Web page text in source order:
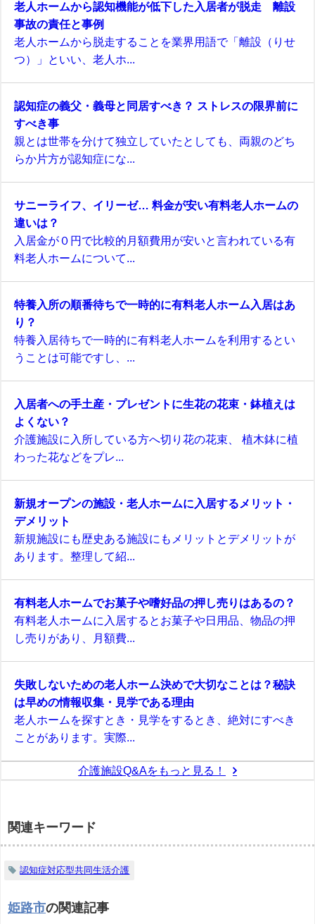
老人ホームから認知機能が低下した入居者が脱走 離設
事故の責任と事例
老人ホームから脱走することを業界用語で「離設（りせ
つ）」といい、老人ホ...
認知症の義父・義母と同居すべき？ ストレスの限界前に
すべき事
親とは世帯を分けて独立していたとしても、両親のどち
らか片方が認知症にな...
サニーライフ、イリーゼ… 料金が安い有料老人ホームの
違いは？
入居金が０円で比較的月額費用が安いと言われている有
料老人ホームについて...
特養入所の順番待ちで一時的に有料老人ホーム入居はあ
り？
特養入居待ちで一時的に有料老人ホームを利用するとい
うことは可能ですし、...
入居者への手土産・プレゼントに生花の花束・鉢植えは
よくない？
介護施設に入所している方へ切り花の花束、 植木鉢に植
わった花などをプレ...
新規オープンの施設・老人ホームに入居するメリット・
デメリット
新規施設にも歴史ある施設にもメリットとデメリットが
あります。整理して紹...
有料老人ホームでお菓子や嗜好品の押し売りはあるの？
有料老人ホームに入居するとお菓子や日用品、物品の押
し売りがあり、月額費...
失敗しないための老人ホーム決めで大切なことは？秘訣
は早めの情報収集・見学である理由
老人ホームを探すとき・見学をするとき、絶対にすべき
ことがあります。実際...
介護施設Q&Aをもっと見る！
関連キーワード
認知症対応型共同生活介護
姫路市の関連記事